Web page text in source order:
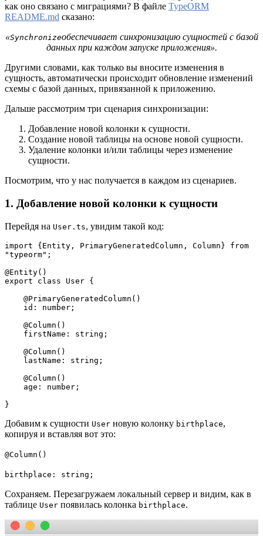
как оно связано с миграциями? В файле TypeORM
README.md сказано:
«Synchronizeобеспечивает синхронизацию сущностей с базой
данных при каждом запуске приложения».
Другими словами, как только вы вносите изменения в
сущность, автоматически происходит обновление изменений
схемы с базой данных, привязанной к приложению.
Дальше рассмотрим три сценария синхронизации:
Добавление новой колонки к сущности.
Создание новой таблицы на основе новой сущности.
Удаление колонки и/или таблицы через изменение
сущности.
Посмотрим, что у нас получается в каждом из сценариев.
1. Добавление новой колонки к сущности
Перейдя на User.ts, увидим такой код:
import {Entity, PrimaryGeneratedColumn, Column} from
"typeorm";
@Entity()
export class User {
}
Добавим к сущности User новую колонку birthplace,
копируя и вставляя вот это:
@Column()
birthplace: string;
Сохраняем. Перезагружаем локальный сервер и видим, как в
таблице User появилась колонка birthplace.